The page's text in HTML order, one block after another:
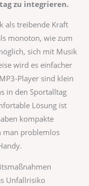
zu integrieren.
als treibende Kraft
monoton, wie zum
sich mit Musik
wird es einfacher
Player sind klein
in den Sportalltag
Lösung ist
kompakte
man problemlos
Unfallrisiko